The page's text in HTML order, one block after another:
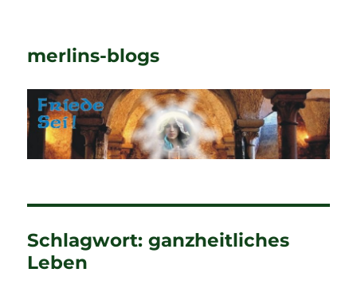
merlins-blogs
Schlagwort:ganzheitliches
Leben